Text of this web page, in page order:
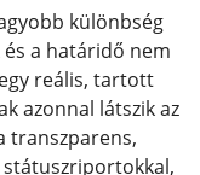
különbség
a határidő nem
reális, tartott
azonnal látszik az
transzparens,